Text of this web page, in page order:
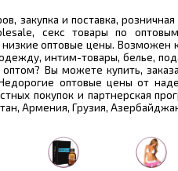
закупка и поставка, розничная
секс товары по
оптовые цены. Возможен
интим-товары, белье,
Вы можете купить,
оптовые цены от
покупок и партнерская
Армения, Грузия,